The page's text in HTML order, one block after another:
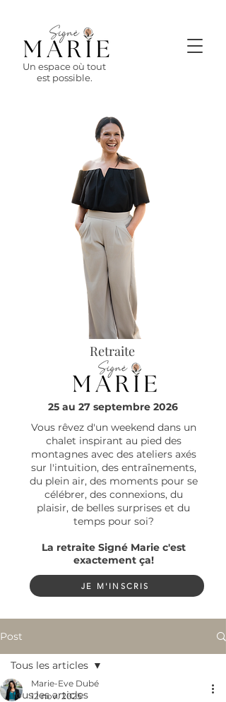
Un espace où tout
est possible.
Retraite
25 au 27 septembre 2026
Vous rêvez d'un weekend dans un
chalet inspirant au pied des
montagnes avec des ateliers axés
sur l'intuition, des entraînements,
du plein air, des moments pour se
célébrer, des connexions, du
plaisir, de belles surprises et du
temps pour soi?
La retraite Signé Marie c'est
exactement ça!
JE M'INSCRIS
Post
Tous les articles
Tous les articles
Marie-Eve Dubé
12 nov. 2025